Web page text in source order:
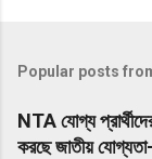
Popular posts
NTA যোগ্য
করছে জাতীয়